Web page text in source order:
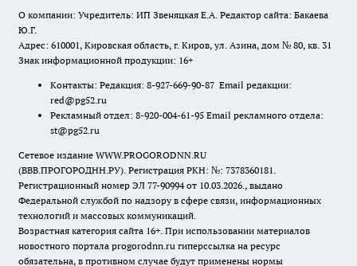
О компании: Учредитель: ИП Звеняцкая Е.А. Редактор сайта: Бакаева
Ю.Г.
Адрес: 610001, Кировская область, г. Киров, ул. Азина, дом № 80, кв. 31
Знак информационной продукции: 16+
Контакты: Редакция: 8-927-669-90-87 Email редакции:
red@pg52.ru
Рекламный отдел: 8-920-004-61-95 Email рекламного отдела:
st@pg52.ru
Сетевое издание WWW.PROGORODNN.RU
(ВВВ.ПРОГОРОДНН.РУ). Регистрация РКН: №: 7378360181.
Регистрационный номер ЭЛ 77-90994 от 10.03.2026., выдано
Федеральной службой по надзору в сфере связи, информационных
технологий и массовых коммуникаций.
Возрастная категория сайта 16+. При использовании материалов
новостного портала progorodnn.ru гиперссылка на ресурс
обязательна, в противном случае будут применены нормы